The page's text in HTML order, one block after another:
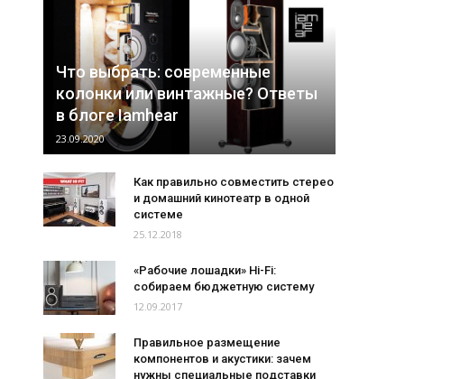
Что выбрать: современные
колонки или винтажные? Ответы
в блоге Iamhear
23.09.2020
Как правильно совместить стерео
и домашний кинотеатр в одной
системе
25.12.2018
«Рабочие лошадки» Hi-Fi:
собираем бюджетную систему
12.09.2017
Правильное размещение
компонентов и акустики: зачем
нужны специальные подставки